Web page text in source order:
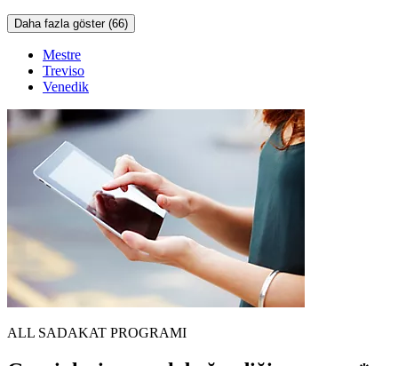
Daha fazla göster (66)
Mestre
Treviso
Venedik
ALL SADAKAT PROGRAMI